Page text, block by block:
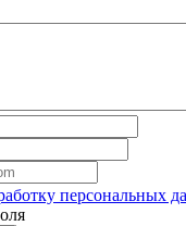
персональных